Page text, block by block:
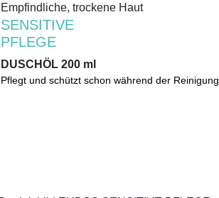
Empfindliche, trockene Haut
SENSITIVE
PFLEGE
DUSCHÖL 200 ml
Pflegt und schützt schon während der Reinigung.
Empfindliche, trockene Haut
SENSITIVE
PFLEGE
DUSCHÖL 200 ml
Pflegt und schützt schon während der Reinigung.